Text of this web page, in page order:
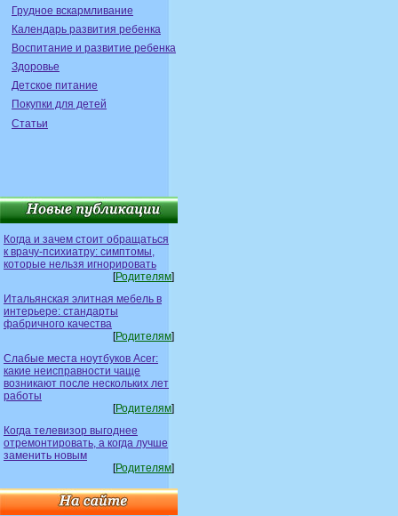
Грудное вскармливание
Календарь развития ребенка
Воспитание и развитие ребенка
Здоровье
Детское питание
Покупки для детей
Статьи
Когда и зачем стоит обращаться
к врачу-психиатру: симптомы,
которые нельзя игнорировать
[Родителям]
Итальянская элитная мебель в
интерьере: стандарты
фабричного качества
[Родителям]
Слабые места ноутбуков Acer:
какие неисправности чаще
возникают после нескольких лет
работы
[Родителям]
Когда телевизор выгоднее
отремонтировать, а когда лучше
заменить новым
[Родителям]